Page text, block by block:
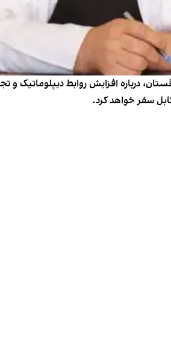
درباره افزایش روابط دیپلوماتیک
سفر خواهد کرد.